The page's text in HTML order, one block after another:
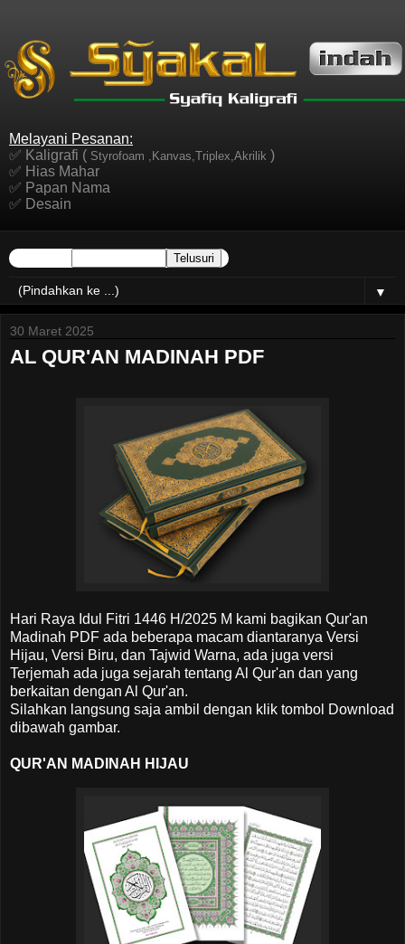
Melayani Pesanan:
✅ Kaligrafi ( Styrofoam ,Kanvas,Triplex,Akrilik )
✅ Hias Mahar
✅ Papan Nama
✅ Desain
▼
30 Maret 2025
AL QUR'AN MADINAH PDF
Hari Raya Idul Fitri 1446 H/2025 M kami bagikan Qur'an
Madinah PDF ada beberapa macam diantaranya Versi
Hijau, Versi Biru, dan Tajwid Warna, ada juga versi
Terjemah ada juga sejarah tentang Al Qur'an dan yang
berkaitan dengan Al Qur'an.
Silahkan langsung saja ambil dengan klik tombol Download
dibawah gambar.
QUR'AN MADINAH HIJAU